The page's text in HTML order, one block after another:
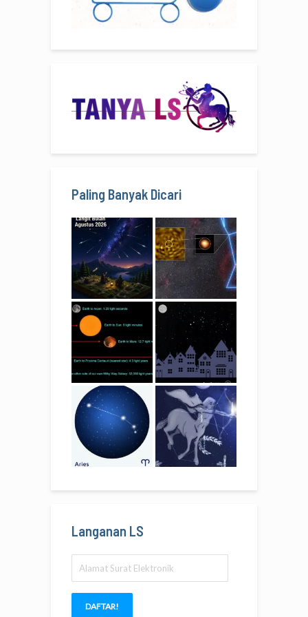
Paling Banyak Dicari
Langanan LS
Surat
Elektronik
DAFTAR!